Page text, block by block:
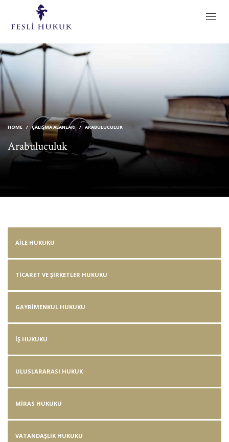
HOME ÇALIŞMA ALANLARI ARABULUCULUK
Arabuluculuk
AILE HUKUKU
TICARET VE ŞIRKETLER HUKUKU
GAYRIMENKUL HUKUKU
İŞ HUKUKU
ULUSLARARASI HUKUK
MIRAS HUKUKU
VATANDAŞLIK HUKUKU